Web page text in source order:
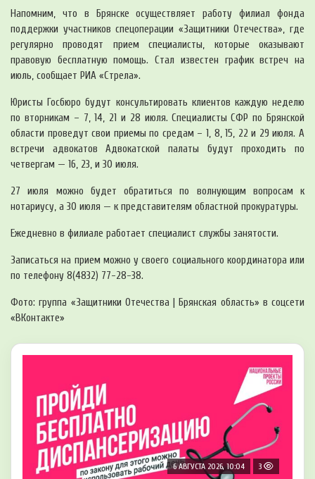
Напомним, что в Брянске осуществляет работу филиал фонда
поддержки участников спецоперации «Защитники Отечества», где
регулярно проводят прием специалисты, которые оказывают
правовую бесплатную помощь. Стал известен график встреч на
июль, сообщает РИА «Стрела».
Юристы Госбюро будут консультировать клиентов каждую неделю
по вторникам – 7, 14, 21 и 28 июля. Специалисты СФР по Брянской
области проведут свои приемы по средам – 1, 8, 15, 22 и 29 июля. А
встречи адвокатов Адвокатской палаты будут проходить по
четвергам — 16, 23, и 30 июля.
27 июля можно будет обратиться по волнующим вопросам к
нотариусу, а 30 июля — к представителям областной прокуратуры.
Ежедневно в филиале работает специалист службы занятости.
Записаться на прием можно у своего социального координатора или
по телефону 8(4832) 77-28-38.
Фото: группа «Защитники Отечества | Брянская область» в соцсети
«ВКонтакте»
6 АВГУСТА 2026, 10:04 3